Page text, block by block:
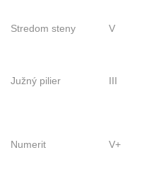
Stredom steny V
Južný pilier III
Numerit V+